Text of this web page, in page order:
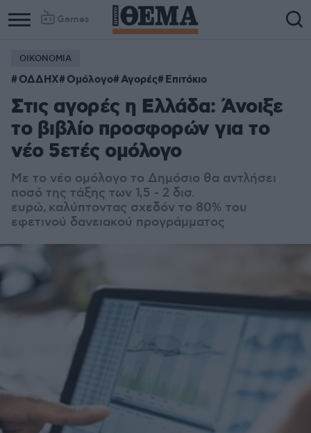
Games
ΟΙΚΟΝΟΜΙΑ
ΟΔΔΗΧ Ομόλογο Αγορές Επιτόκιο
Στις αγορές η Ελλάδα: Άνοιξε
το βιβλίο προσφορών για το
νέο 5ετές ομόλογο
Με το νέο ομόλογο το Δημόσιο θα αντλήσει
ποσό της τάξης των 1,5 - 2 δισ.
ευρώ, καλύπτοντας σχεδόν το 80% του
εφετινού δανειακού προγράμματος